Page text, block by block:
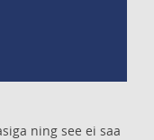
ning see ei saa